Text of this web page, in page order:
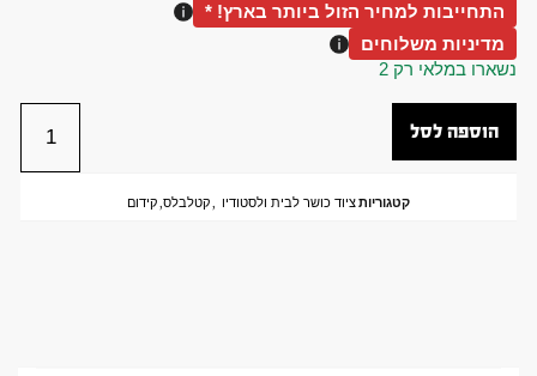
התחייבות למחיר הזול ביותר בארץ! *
מדיניות משלוחים
נשארו במלאי רק 2
הוספה לסל
קטגוריותציוד כושר לבית ולסטודיו ,קטלבלס,קידום